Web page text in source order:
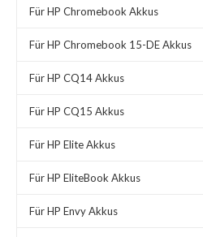
Für HP Chromebook Akkus
Für HP Chromebook 15-DE Akkus
Für HP CQ14 Akkus
Für HP CQ15 Akkus
Für HP Elite Akkus
Für HP EliteBook Akkus
Für HP Envy Akkus